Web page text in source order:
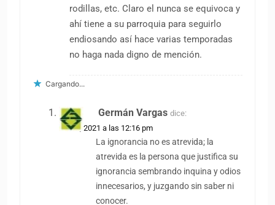
rodillas, etc. Claro el nunca se equivoca y
ahí tiene a su parroquia para seguirlo
endiosando así hace varias temporadas
no haga nada digno de mención.
Cargando...
Germán Vargas dice:
1 abril, 2021 a las 12:16 pm
La ignorancia no es atrevida; la
atrevida es la persona que justifica su
ignorancia sembrando inquina y odios
innecesarios, y juzgando sin saber ni
conocer.